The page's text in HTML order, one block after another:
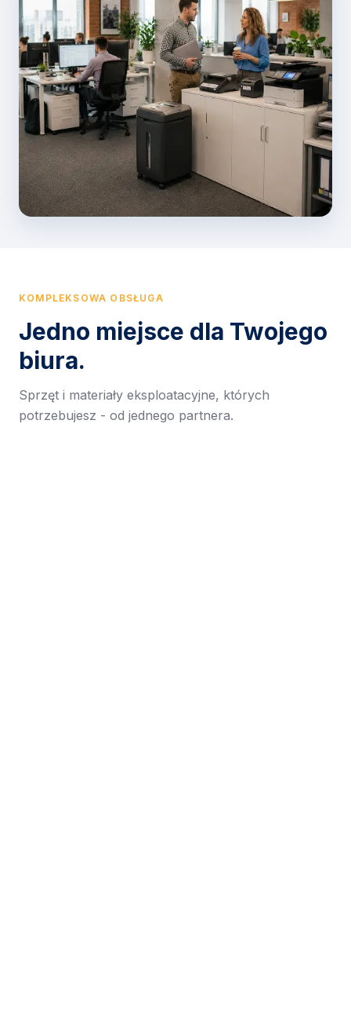
KOMPLEKSOWA OBSŁUGA
Jedno miejsce dla Twojego
biura.
Sprzęt i materiały eksploatacyjne, których
potrzebujesz - od jednego partnera.